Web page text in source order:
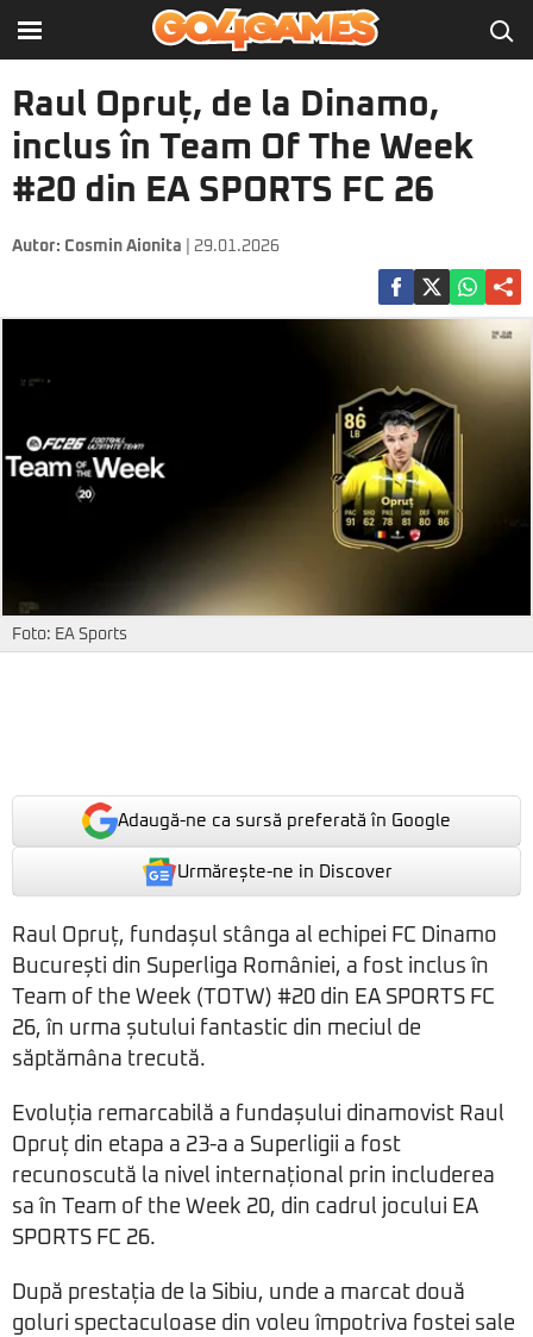
Raul Opruț, de la Dinamo,
inclus în Team Of The Week
#20 din EA SPORTS FC 26
Autor: Cosmin Aionita | 29.01.2026
Foto: EA Sports
Adaugă-ne ca sursă preferată în Google
Urmărește-ne in Discover
Raul Opruț, fundașul stânga al echipei FC Dinamo
București din Superliga României, a fost inclus în
Team of the Week (TOTW) #20 din EA SPORTS FC
26, în urma șutului fantastic din meciul de
săptămâna trecută.
Evoluția remarcabilă a fundașului dinamovist Raul
Opruț din etapa a 23-a a Superligii a fost
recunoscută la nivel internațional prin includerea
sa în Team of the Week 20, din cadrul jocului EA
SPORTS FC 26.
După prestația de la Sibiu, unde a marcat două
goluri spectaculoase din voleu împotriva fostei sale